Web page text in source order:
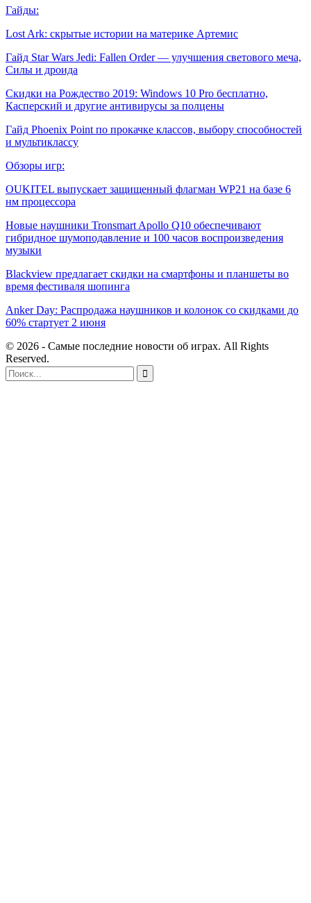
Гайды:
Lost Ark: скрытые истории на материке Артемис
Гайд Star Wars Jedi: Fallen Order — улучшения светового меча,
Силы и дроида
Скидки на Рождество 2019: Windows 10 Pro бесплатно,
Касперский и другие антивирусы за полцены
Гайд Phoenix Point по прокачке классов, выбору способностей
и мультиклассу
Обзоры игр:
OUKITEL выпускает защищенный флагман WP21 на базе 6
нм процессора
Новые наушники Tronsmart Apollo Q10 обеспечивают
гибридное шумоподавление и 100 часов воспроизведения
музыки
Blackview предлагает скидки на смартфоны и планшеты во
время фестиваля шопинга
Anker Day: Распродажа наушников и колонок со скидками до
60% стартует 2 июня
© 2026 - Самые последние новости об играх. All Rights
Reserved.